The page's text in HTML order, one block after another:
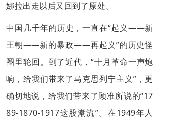
娜拉出走以后又回到了原处。
中国几千年的历史，一直在“起义——新
王朝——新的暴政——再起义”的历史怪
圈里轮回。到了近代，“十月革命一声炮
响，给我们带来了马克思列宁主义”，更
确切地说，给我们带来了顾准所说的“17
89-1870-1917这股潮流”。在1949年人